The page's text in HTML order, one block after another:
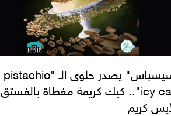
"تسيسباس" يصدر حلوى الـ "pistachio
icy cake".. كيك كريمة مغطاة بالفستق
كريم